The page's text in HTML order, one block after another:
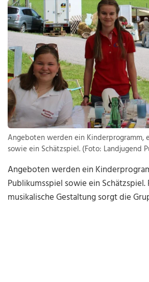
Angeboten werden ein Kinderprogramm,
sowie ein Schätzspiel. (Foto: Landjugend
Angeboten werden ein
Publikumsspiel sowie ein Schätzspiel.
musikalische Gestaltung sorgt die